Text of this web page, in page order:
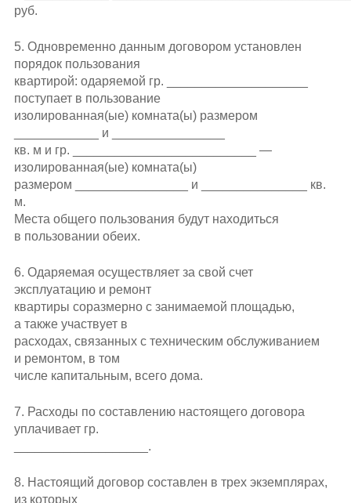
руб.
5. Одновременно данным договором установлен
порядок пользования
квартирой: одаряемой гр. ____________________
поступает в пользование
изолированная(ые) комната(ы) размером
____________ и ________________
кв. м и гр. __________________________ —
изолированная(ые) комната(ы)
размером ________________ и _______________ кв.
м.
Места общего пользования будут находиться
в пользовании обеих.
6. Одаряемая осуществляет за свой счет
эксплуатацию и ремонт
квартиры соразмерно с занимаемой площадью,
а также участвует в
расходах, связанных с техническим обслуживанием
и ремонтом, в том
числе капитальным, всего дома.
7. Расходы по составлению настоящего договора
уплачивает гр.
___________________.
8. Настоящий договор составлен в трех экземплярах,
из которых